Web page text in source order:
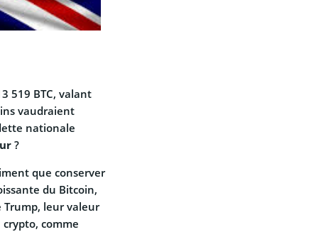
519 BTC, valant
vaudraient
nationale
?
que conserver
du Bitcoin,
Trump, leur valeur
comme